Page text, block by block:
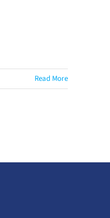
Read More